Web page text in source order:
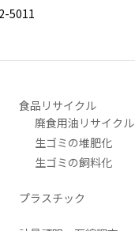
5011
食品リサイクル
廃食用油リサイクル
生ゴミの堆肥化
生ゴミの飼料化
プラスチック